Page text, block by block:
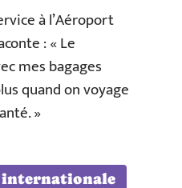
à l’Aéroport
: « Le
mes bagages
quand on voyage
»
internationale